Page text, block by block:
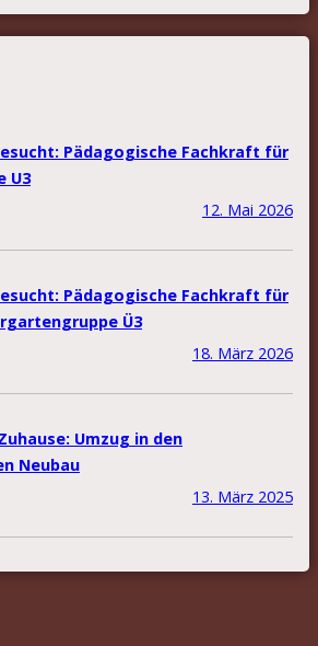
Pädagogische Fachkraft für
U3
12. Mai 2026
Pädagogische Fachkraft für
Ü3
18. März 2026
Umzug in den
Neubau
13. März 2025